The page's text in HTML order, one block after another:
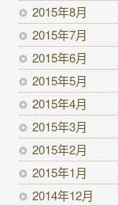
2015年8月
2015年7月
2015年6月
2015年5月
2015年4月
2015年3月
2015年2月
2015年1月
2014年12月